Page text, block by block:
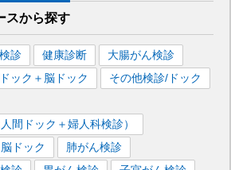
スから探す
診 健康診断
大腸がん検診
ック＋脳ドック
その他検診/ドック
間ドック＋婦人科検診）
ドック
肺がん検診